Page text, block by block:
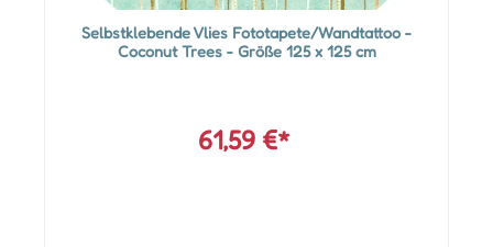
Selbstklebende Vlies Fototapete/Wandtattoo -
Coconut Trees - Größe 125 x 125 cm
61,59 €*